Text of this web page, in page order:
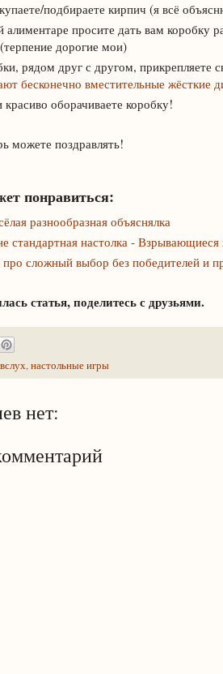
подбираете кирпич (я всё
просите дать вам коробку
дорогие мои)
рядом друг с другом, прикрепляете
бесконечно вместительные жёсткие
красиво оборачиваете коробку!
можете поздравлять!
понравиться:
разнообразная объяснялка
стандартная настолка - Взрывающиеся
сложный выбор без победителей и
статья, поделитесь с друзьями.
,настольные игры
нет: